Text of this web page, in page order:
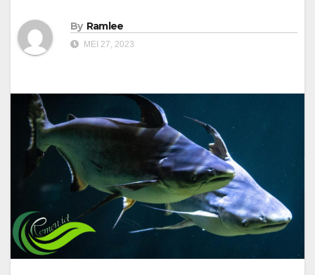
By Ramlee
MEI 27, 2023